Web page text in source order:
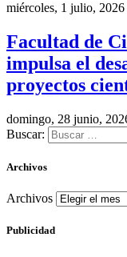
miércoles, 1 julio, 2026
Facultad de
impulsa el
proyectos
domingo, 28 junio,
Buscar:
Archivos
Archivos
Publicidad